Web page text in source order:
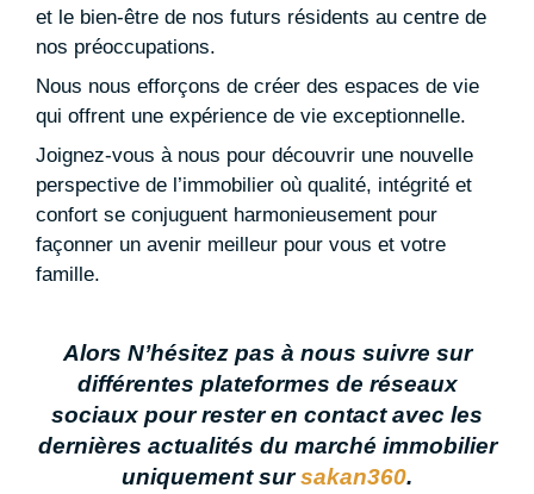
et le bien-être de nos futurs résidents au centre de
nos préoccupations.
Nous nous efforçons de créer des espaces de vie
qui offrent une expérience de vie exceptionnelle.
Joignez-vous à nous pour découvrir une nouvelle
perspective de l’immobilier où qualité, intégrité et
confort se conjuguent harmonieusement pour
façonner un avenir meilleur pour vous et votre
famille.
Alors N’hésitez pas à nous suivre sur
différentes plateformes de réseaux
sociaux pour rester en contact avec les
dernières actualités du marché immobilier
uniquement sursakan360.